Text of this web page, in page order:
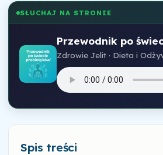
SŁUCHAJ NA STRONIE
Przewodnik po
Zdrowie Jelit · Dieta i
Spis treści